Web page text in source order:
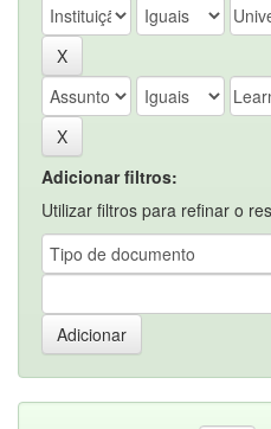
Adicionar filtros:
Utilizar filtros para refinar o